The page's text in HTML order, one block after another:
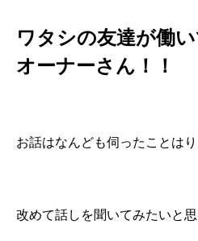
ワタシの友達が働
オーナーさん！！
お話はなんども伺ったことは
改めて話しを聞いてみたいと